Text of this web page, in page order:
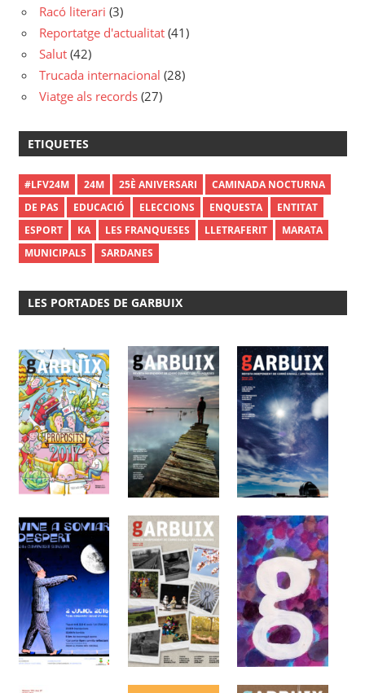
Racó literari (3)
Reportatge d'actualitat (41)
Salut (42)
Trucada internacional (28)
Viatge als records (27)
ETIQUETES
#LFV24M 24M 25È ANIVERSARI
CAMINADA NOCTURNA
DE PAS
EDUCACIÓ ELECCIONS ENQUESTA
ENTITAT
ESPORT
KA LES FRANQUESES LLETRAFERIT
MARATA
MUNICIPALS
SARDANES
LES PORTADES DE GARBUIX